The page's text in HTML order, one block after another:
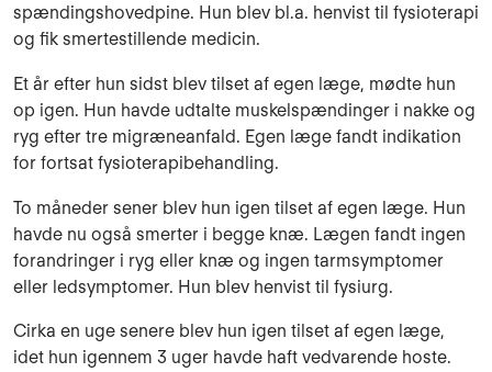
spændingshovedpine. Hun blev bl.a. henvist til fysioterapi
og fik smertestillende medicin.
Et år efter hun sidst blev tilset af egen læge, mødte hun
op igen. Hun havde udtalte muskelspændinger i nakke og
ryg efter tre migræneanfald. Egen læge fandt indikation
for fortsat fysioterapibehandling.
To måneder sener blev hun igen tilset af egen læge. Hun
havde nu også smerter i begge knæ. Lægen fandt ingen
forandringer i ryg eller knæ og ingen tarmsymptomer
eller ledsymptomer. Hun blev henvist til fysiurg.
Cirka en uge senere blev hun igen tilset af egen læge,
idet hun igennem 3 uger havde haft vedvarende hoste.